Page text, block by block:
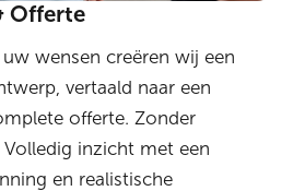
Offerte
wensen creëren wij een
vertaald naar een
offerte. Zonder
Volledig inzicht met een
en realistische